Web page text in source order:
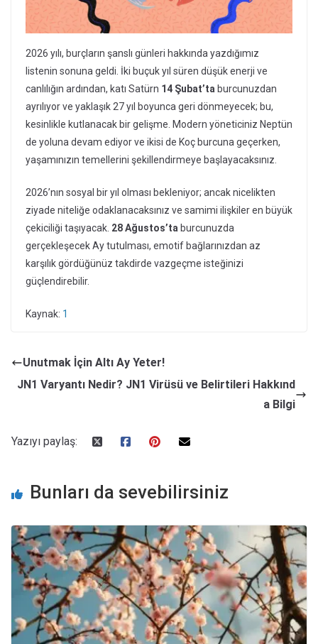
2026 yılı, burçların şanslı günleri hakkında yazdığımız
listenin sonuna geldi. İki buçuk yıl süren düşük enerji ve
canlılığın ardından, katı Satürn 14 Şubat’ta burcunuzdan
ayrılıyor ve yaklaşık 27 yıl boyunca geri dönmeyecek; bu,
kesinlikle kutlanacak bir gelişme. Modern yöneticiniz Neptün
de yoluna devam ediyor ve ikisi de Koç burcuna geçerken,
yaşamınızın temellerini şekillendirmeye başlayacaksınız.
2026’nın sosyal bir yıl olması bekleniyor; ancak nicelikten
ziyade niteliğe odaklanacaksınız ve samimi ilişkiler en büyük
çekiciliği taşıyacak. 28 Ağustos’ta burcunuzda
gerçekleşecek Ay tutulması, emotif bağlarınızdan az
karşılık gördüğünüz takdirde vazgeçme isteğinizi
güçlendirebilir.
Kaynak: 1
Unutmak İçin Altı Ay Yeter!
JN1 Varyantı Nedir? JN1 Virüsü ve Belirtileri Hakkınd
a Bilgi
Yazıyı paylaş:
Bunları da sevebilirsiniz